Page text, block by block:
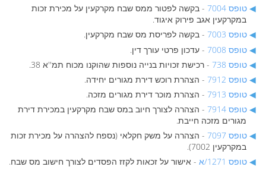
טופס 7004
- בקשה לפטור ממס שבח מקרקעין על מכירת זכות
במקרקעין אגב פירוק איגוד.
טופס 7003
- בקשה לפריסת מס שבח מקרקעין.
טופס 7008
- עדכון פרטי עורך דין.
טופס 738
- רכישת זכויות בנייה נוספות שהוקנו מכוח תמ''א 38.
טופס 7912
- הצהרת רוכש דירת מגורים יחידה.
טופס 7913
- הצהרת מוכר דירת מגורים מזכה.
טופס 7914
- הצהרה לצורך חיוב במס שבח מקרקעין במכירת דירת
מגורים מזכה חייבת.
טופס 7097
- הצהרה על משק חקלאי (נספח להצהרה על מכירת זכות
במקרקעין 7002).
טופס 1271/א
- אישור על זכאות לקזז הפסדים לצורך חישוב מס שבח.